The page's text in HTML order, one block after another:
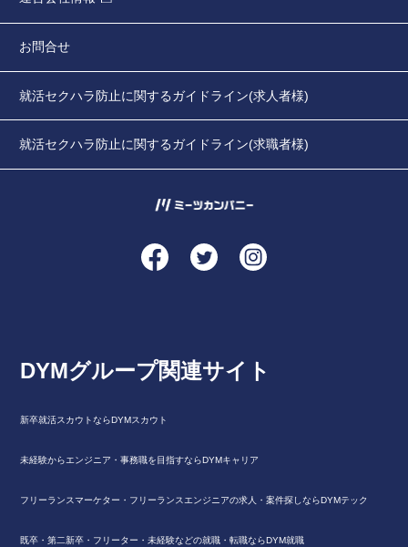
お問合せ
就活セクハラ防止に関するガイドライン(求人者様)
就活セクハラ防止に関するガイドライン(求職者様)
DYMグループ関連サイト
新卒就活スカウトならDYMスカウト
未経験からエンジニア・事務職を目指すならDYMキャリア
フリーランスマーケター・フリーランスエンジニアの求人・案件探しならDYMテック
既卒・第二新卒・フリーター・未経験などの就職・転職ならDYM就職